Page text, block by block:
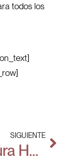
todos los
SIGUIENTE
Apertura Hotel IBIS Styles Barcelona centro